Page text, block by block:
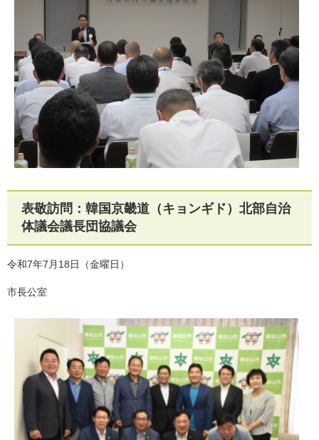
表敬訪問：韓国京畿道（キョンギド）北部自治
体議会議長団協議会
令和7年7月18日（金曜日）
市長公室